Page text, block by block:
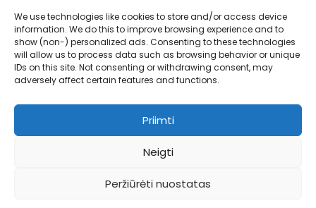
We use technologies like cookies to store and/or access device
information. We do this to improve browsing experience and to
show (non-) personalized ads. Consenting to these technologies
will allow us to process data such as browsing behavior or unique
IDs on this site. Not consenting or withdrawing consent, may
adversely affect certain features and functions.
Priimti
Neigti
Peržiūrėti nuostatas
Kontaktai
info@bodyfoodas.lt
+370 600 77017
Visos teisės saugomos © Bodyfoodas.lt 2026